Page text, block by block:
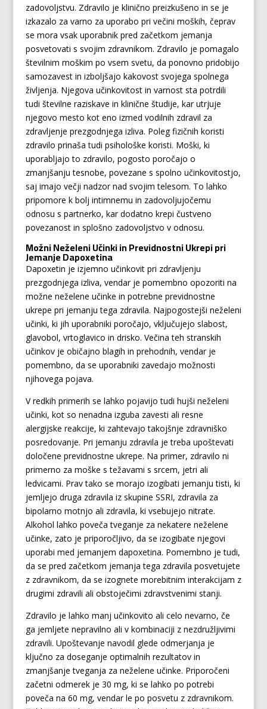
zadovoljstvu. Zdravilo je klinično preizkušeno in se je
izkazalo za varno za uporabo pri večini moških, čeprav
se mora vsak uporabnik pred začetkom jemanja
posvetovati s svojim zdravnikom. Zdravilo je pomagalo
številnim moškim po vsem svetu, da ponovno pridobijo
samozavest in izboljšajo kakovost svojega spolnega
življenja. Njegova učinkovitost in varnost sta potrdili
tudi številne raziskave in klinične študije, kar utrjuje
njegovo mesto kot eno izmed vodilnih zdravil za
zdravljenje prezgodnjega izliva. Poleg fizičnih koristi
zdravilo prinaša tudi psihološke koristi. Moški, ki
uporabljajo to zdravilo, pogosto poročajo o
zmanjšanju tesnobe, povezane s spolno učinkovitostjo,
saj imajo večji nadzor nad svojim telesom. To lahko
pripomore k bolj intimnemu in zadovoljujočemu
odnosu s partnerko, kar dodatno krepi čustveno
povezanost in splošno zadovoljstvo v odnosu.
Možni Neželeni Učinki in Previdnostni Ukrepi pri
Jemanje Dapoxetina
Dapoxetin je izjemno učinkovit pri zdravljenju
prezgodnjega izliva, vendar je pomembno opozoriti na
možne neželene učinke in potrebne previdnostne
ukrepe pri jemanju tega zdravila. Najpogostejši neželeni
učinki, ki jih uporabniki poročajo, vključujejo slabost,
glavobol, vrtoglavico in drisko. Večina teh stranskih
učinkov je običajno blagih in prehodnih, vendar je
pomembno, da se uporabniki zavedajo možnosti
njihovega pojava.
V redkih primerih se lahko pojavijo tudi hujši neželeni
učinki, kot so nenadna izguba zavesti ali resne
alergijske reakcije, ki zahtevajo takojšnje zdravniško
posredovanje. Pri jemanju zdravila je treba upoštevati
določene previdnostne ukrepe. Na primer, zdravilo ni
primerno za moške s težavami s srcem, jetri ali
ledvicami. Prav tako se morajo izogibati jemanju tisti, ki
jemljejo druga zdravila iz skupine SSRI, zdravila za
bipolarno motnjo ali zdravila, ki vsebujejo nitrate.
Alkohol lahko poveča tveganje za nekatere neželene
učinke, zato je priporočljivo, da se izogibate njegovi
uporabi med jemanjem dapoxetina. Pomembno je tudi,
da se pred začetkom jemanja tega zdravila posvetujete
z zdravnikom, da se izognete morebitnim interakcijam z
drugimi zdravili ali obstoječimi zdravstvenimi stanji.
Zdravilo je lahko manj učinkovito ali celo nevarno, če
ga jemljete nepravilno ali v kombinaciji z nezdružljivimi
zdravili. Upoštevanje navodil glede odmerjanja je
ključno za doseganje optimalnih rezultatov in
zmanjšanje tveganja za neželene učinke. Priporočeni
začetni odmerek je 30 mg, ki se lahko po potrebi
poveča na 60 mg, vendar le po posvetu z zdravnikom.